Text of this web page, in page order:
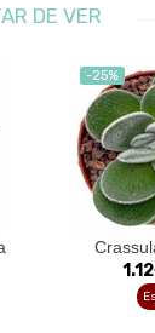
DE VER
-25%